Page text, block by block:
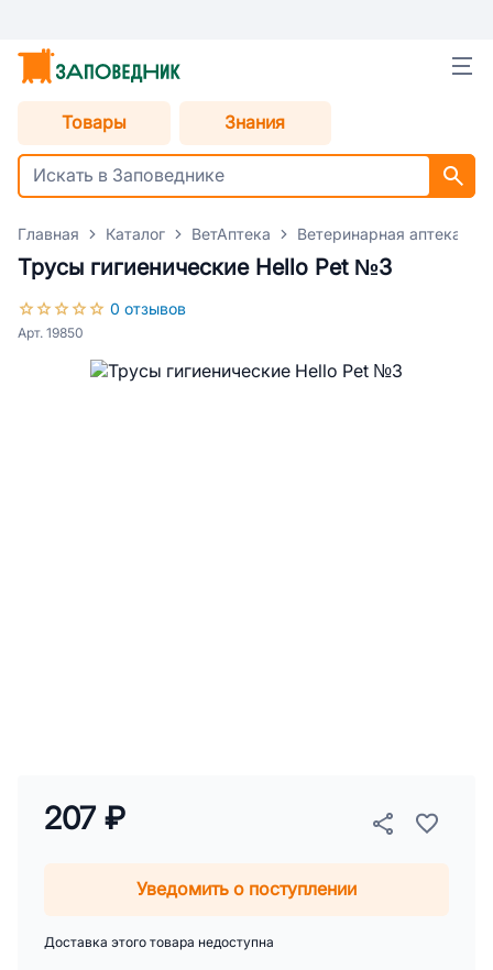
Товары Знания
Главная Каталог ВетАптека Ветеринарная аптека
Трусы гигиенические Hello Pet №3
0 отзывов
Арт. 19850
207 ₽
Уведомить о поступлении
Доставка этого товара недоступна